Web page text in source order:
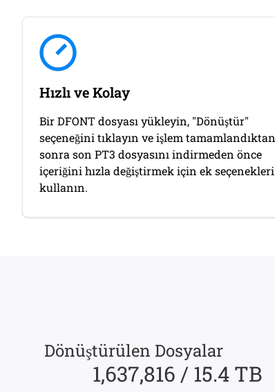
Hızlı ve Kolay
Bir DFONT dosyası yükleyin, "Dönüştür"
seçeneğini tıklayın ve işlem tamamlandıktan
sonra son PT3 dosyasını indirmeden önce
içeriğini hızla değiştirmek için ek seçenekleri
kullanın.
Dönüştürülen Dosyalar
1,637,816 / 15.4 TB